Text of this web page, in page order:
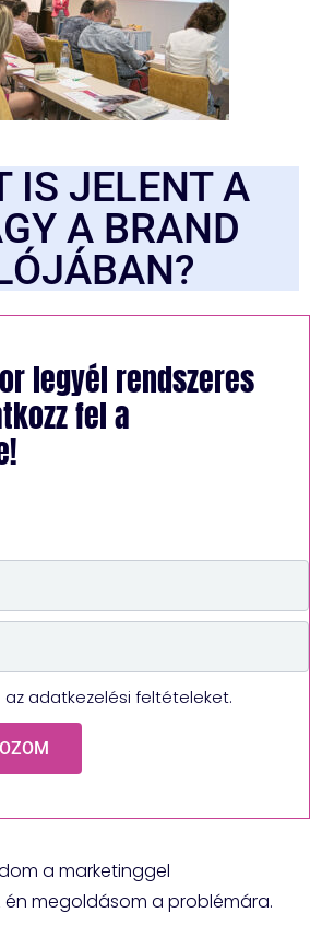
IS JELENT A
A BRAND
legyél rendszeres
fel a
az adatkezelési feltételeket.
a marketinggel
megoldásom a problémára.